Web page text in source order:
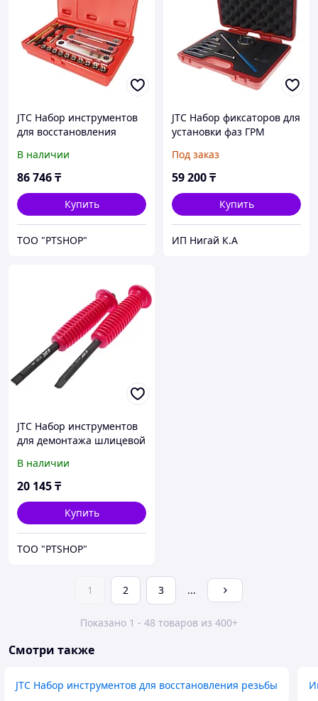
JTC Набор инструментов
для восстановления
AUDI) JTC
В наличии
86 746₸
Купить
ТОО "PTSHOP"
JTC Набор фиксаторов для
установки фаз ГРМ
RENAULT 3.0) JTC
Под заказ
59 200₸
Купить
ИП Нигай К.А
JTC Набор инструментов
для демонтажа шлицевой
TOYOTA,LEXUS JTC
В наличии
20 145₸
Купить
ТОО "PTSHOP"
1 2 3 ...
Показано 1 - 48 товаров из 400+
Смотри также
JTC Набор инструментов для восстановления резьбы